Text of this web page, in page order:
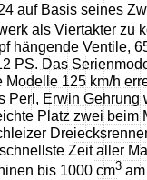
auf Basis seines
als Viertakter zu
hängende Ventile,
PS. Das
125 km/h
Perl, Erwin Gehrung
Platz zwei beim
Zeit aller
bis 1000 cm3